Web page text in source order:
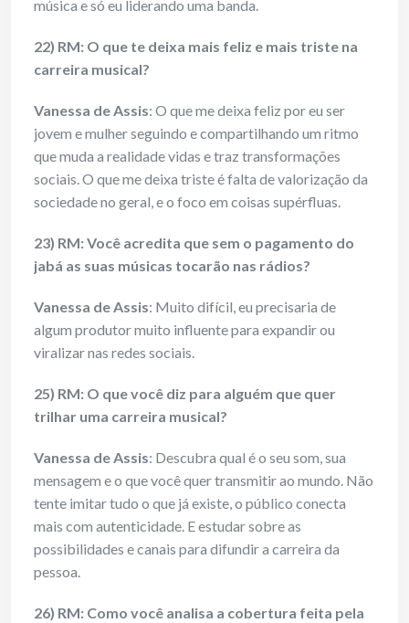
música e só eu liderando uma banda.
22) RM: O que te deixa mais feliz e mais triste na
carreira musical?
Vanessa de Assis: O que me deixa feliz por eu ser
jovem e mulher seguindo e compartilhando um ritmo
que muda a realidade vidas e traz transformações
sociais. O que me deixa triste é falta de valorização da
sociedade no geral, e o foco em coisas supérfluas.
23) RM: Você acredita que sem o pagamento do
jabá as suas músicas tocarão nas rádios?
Vanessa de Assis: Muito difícil, eu precisaria de
algum produtor muito influente para expandir ou
viralizar nas redes sociais.
25) RM: O que você diz para alguém que quer
trilhar uma carreira musical?
Vanessa de Assis: Descubra qual é o seu som, sua
mensagem e o que você quer transmitir ao mundo. Não
tente imitar tudo o que já existe, o público conecta
mais com autenticidade. E estudar sobre as
possibilidades e canais para difundir a carreira da
pessoa.
26) RM: Como você analisa a cobertura feita pela